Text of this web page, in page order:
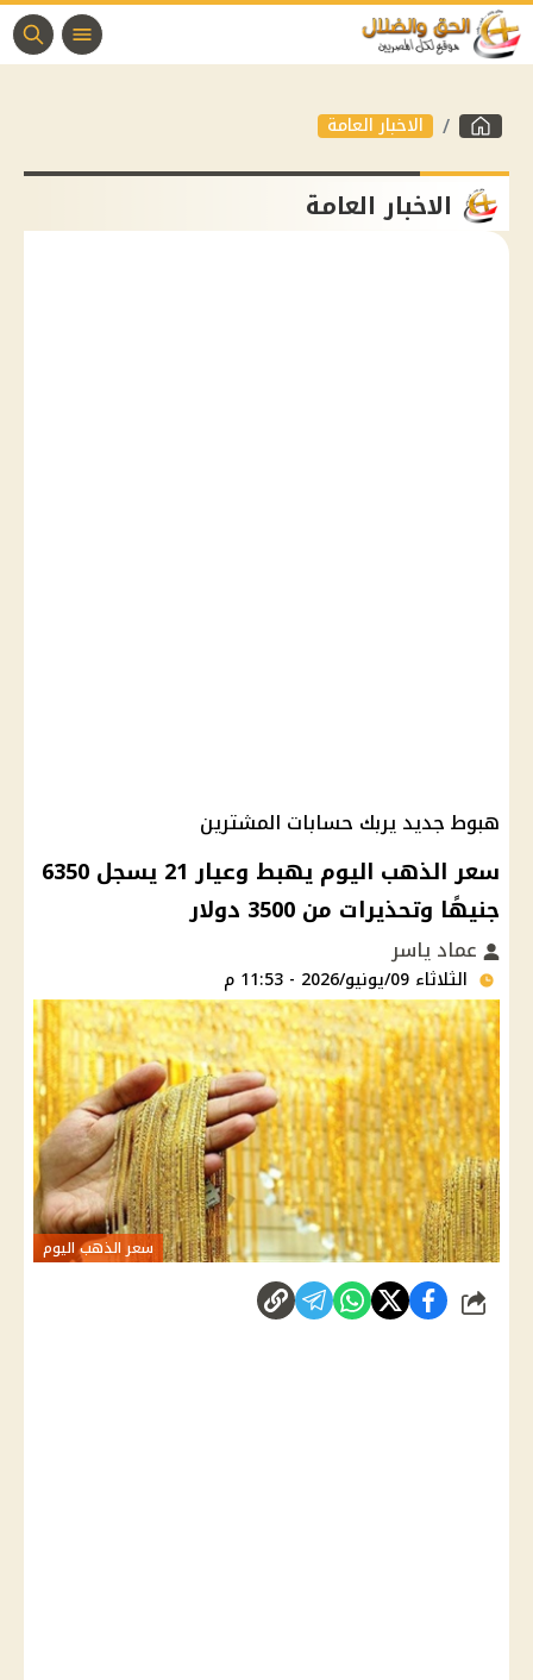
الاخبار العامة
الاخبار العامة
هبوط جديد يربك حسابات المشترين
سعر الذهب اليوم يهبط وعيار 21 يسجل 6350
جنيهًا وتحذيرات من 3500 دولار
عماد ياسر
الثلاثاء 09/يونيو/2026 - 11:53 م
سعر الذهب اليوم
شارك